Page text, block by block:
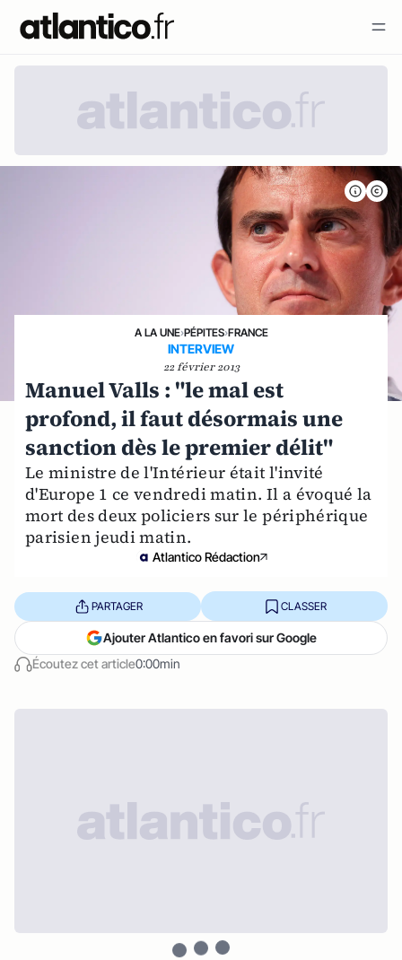
A LA UNE›PÉPITES›FRANCE
INTERVIEW
22 février 2013
Manuel Valls : "le mal est
profond, il faut désormais une
sanction dès le premier délit"
Le ministre de l'Intérieur était l'invité
d'Europe 1 ce vendredi matin. Il a évoqué la
mort des deux policiers sur le périphérique
parisien jeudi matin.
Atlantico Rédaction
Écoutez cet article0:00min
PARTAGER CLASSER
Ajouter Atlantico en favori sur Google